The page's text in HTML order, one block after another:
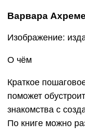
Варвара
Изображение:
О чём
Краткое
поможет
знакомства с
По книге можно